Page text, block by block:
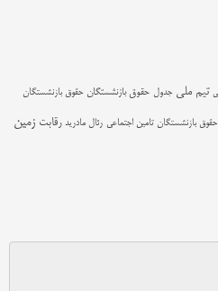
تیم ملی جدول حقوق بازنشستگان حقوق بازنشستگان
حقوق بازنشستگان تامین اجتماعی رئال مادرید رقابت زمین